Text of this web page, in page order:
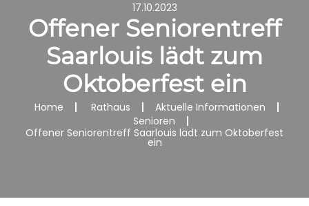
17.10.2023
Offener Seniorentreff
Saarlouis lädt zum
Oktoberfest ein
Home Rathaus
Aktuelle Informationen
Senioren
Offener Seniorentreff Saarlouis lädt zum Oktoberfest
ein